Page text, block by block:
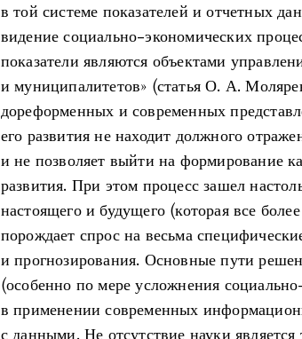
в той системе показателей и отчетных
видение социально-экономических
показатели являются объектами
и муниципалитетов» (статья О. А.
дореформенных и современных
его развития не находит должного
и не позволяет выйти на формирование
развития. При этом процесс зашел
настоящего и будущего (которая все
порождает спрос на весьма
и прогнозирования. Основные пути
(особенно по мере усложнения
в применении современных